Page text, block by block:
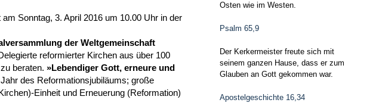
Sonntag, 3. April 2016 um 10.00 Uhr in der
der Weltgemeinschaft
reformierter Kirchen aus über 100
beraten. »Lebendiger Gott, erneure und
des Reformationsjubiläums; große
Einheit und Erneuerung (Reformation)
Osten wie im Westen.
Psalm 65,9
Der Kerkermeister freute sich mit
seinem ganzen Hause, dass er zum
Glauben an Gott gekommen war.
Apostelgeschichte 16,34